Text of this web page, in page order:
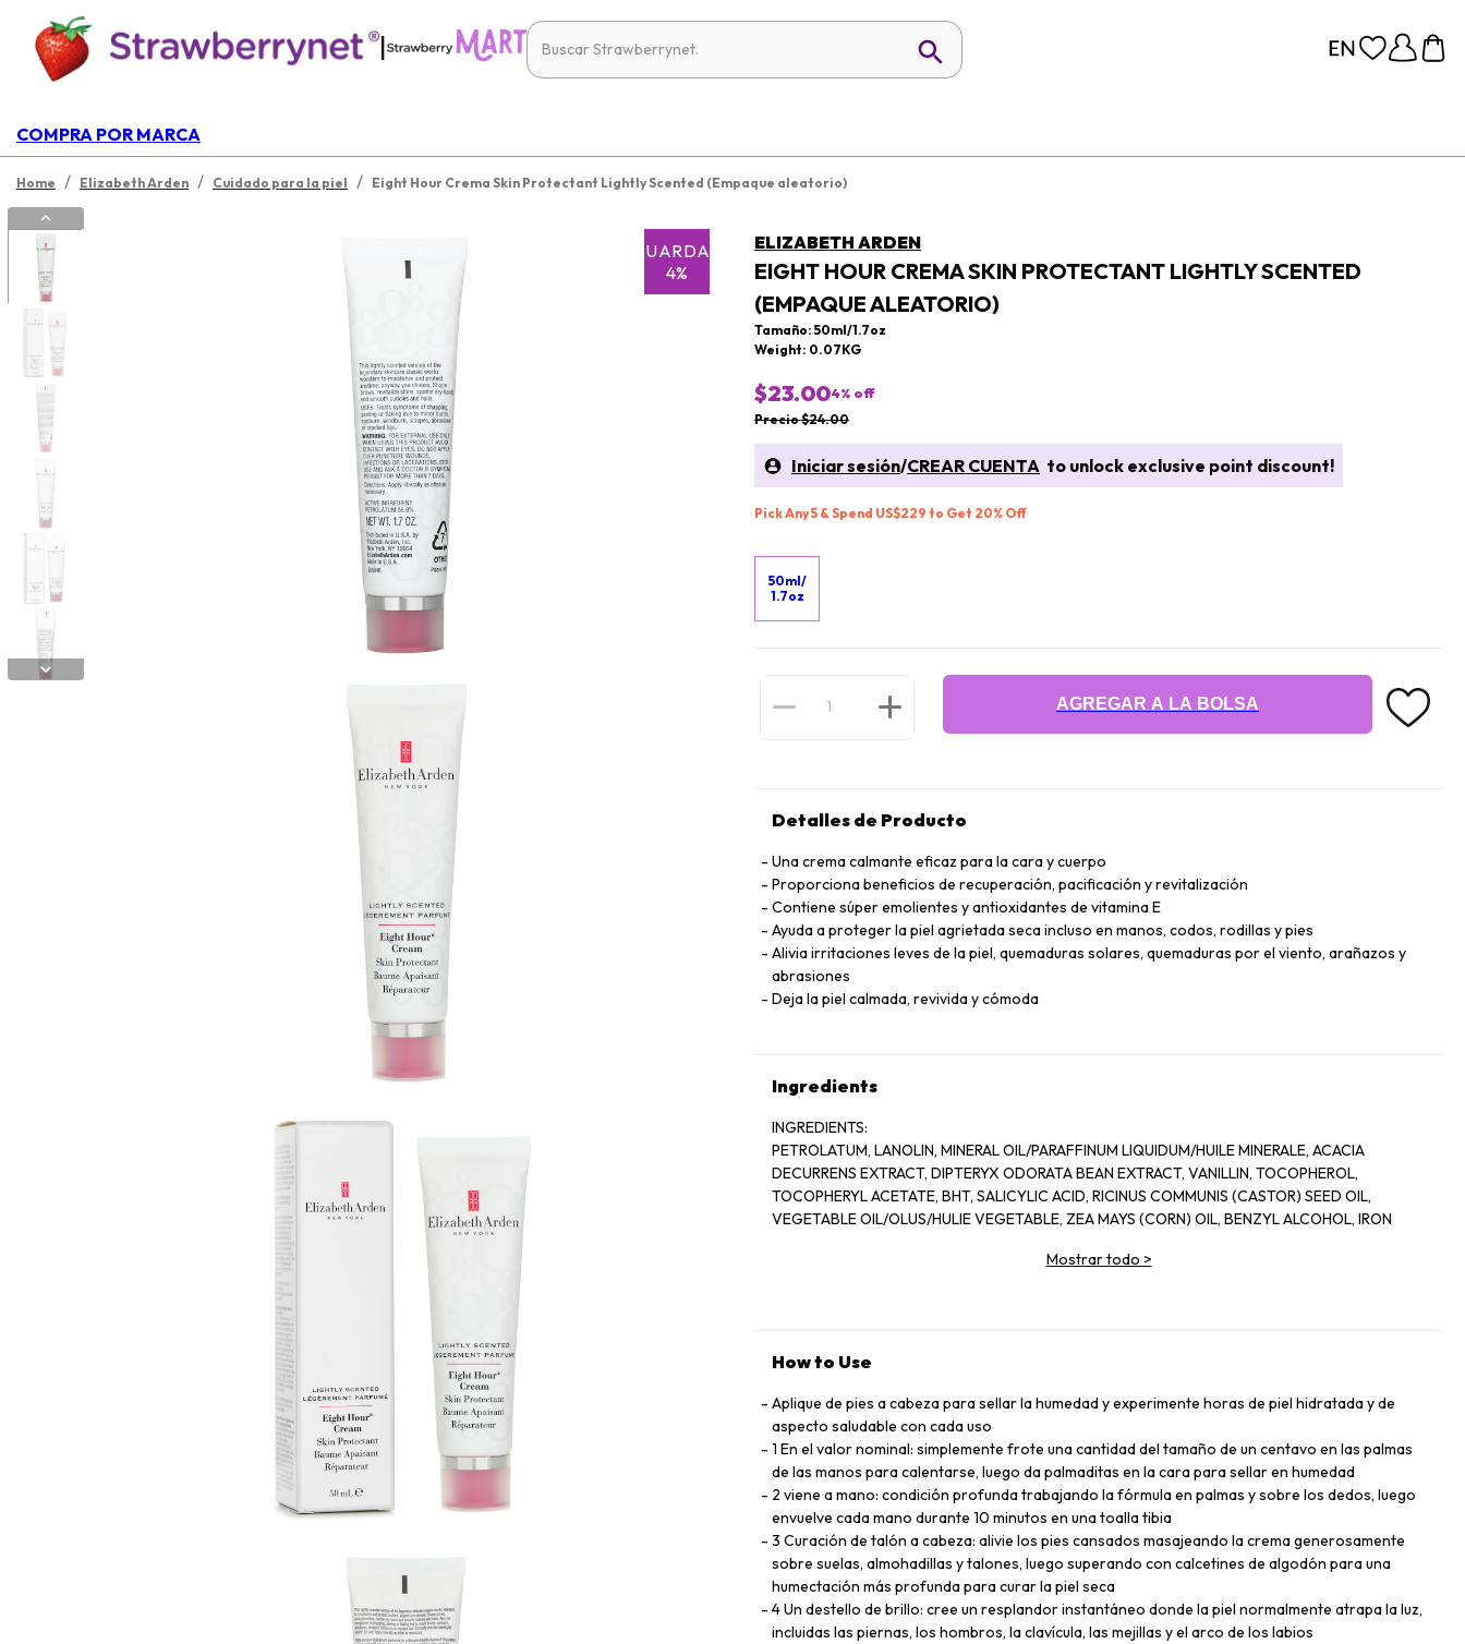
|
COMPRA POR MARCA
Home / Elizabeth Arden / Cuidado para la piel / Eight Hour Crema Skin Protectant Lightly Scented (Empaque aleatorio)
GUARDAR
4%
ELIZABETH ARDEN
EIGHT HOUR CREMA SKIN PROTECTANT LIGHTLY SCENTED
(EMPAQUE ALEATORIO)
Tamaño: 50ml/1.7oz
Weight: 0.07KG
$23.004% off
Precio $24.00
Iniciar sesión/CREAR CUENTA to unlock exclusive point discount!
Pick Any 5 & Spend US$229 to Get 20% Off
50ml/
1.7oz
AGREGAR A LA BOLSA
Detalles de Producto
Una crema calmante eficaz para la cara y cuerpo
Proporciona beneficios de recuperación, pacificación y revitalización
Contiene súper emolientes y antioxidantes de vitamina E
Ayuda a proteger la piel agrietada seca incluso en manos, codos, rodillas y pies
Alivia irritaciones leves de la piel, quemaduras solares, quemaduras por el viento, arañazos y
abrasiones
Deja la piel calmada, revivida y cómoda
Ingredients
INGREDIENTS:
PETROLATUM, LANOLIN, MINERAL OIL/PARAFFINUM LIQUIDUM/HUILE MINERALE, ACACIA
DECURRENS EXTRACT, DIPTERYX ODORATA BEAN EXTRACT, VANILLIN, TOCOPHEROL,
TOCOPHERYL ACETATE, BHT, SALICYLIC ACID, RICINUS COMMUNIS (CASTOR) SEED OIL,
VEGETABLE OIL/OLUS/HULIE VEGETABLE, ZEA MAYS (CORN) OIL, BENZYL ALCOHOL, IRON
Mostrar todo >
How to Use
Aplique de pies a cabeza para sellar la humedad y experimente horas de piel hidratada y de
aspecto saludable con cada uso
1 En el valor nominal: simplemente frote una cantidad del tamaño de un centavo en las palmas
de las manos para calentarse, luego da palmaditas en la cara para sellar en humedad
2 viene a mano: condición profunda trabajando la fórmula en palmas y sobre los dedos, luego
envuelve cada mano durante 10 minutos en una toalla tibia
3 Curación de talón a cabeza: alivie los pies cansados ​​masajeando la crema generosamente
sobre suelas, almohadillas y talones, luego superando con calcetines de algodón para una
humectación más profunda para curar la piel seca
4 Un destello de brillo: cree un resplandor instantáneo donde la piel normalmente atrapa la luz,
incluidas las piernas, los hombros, la clavícula, las mejillas y el arco de los labios